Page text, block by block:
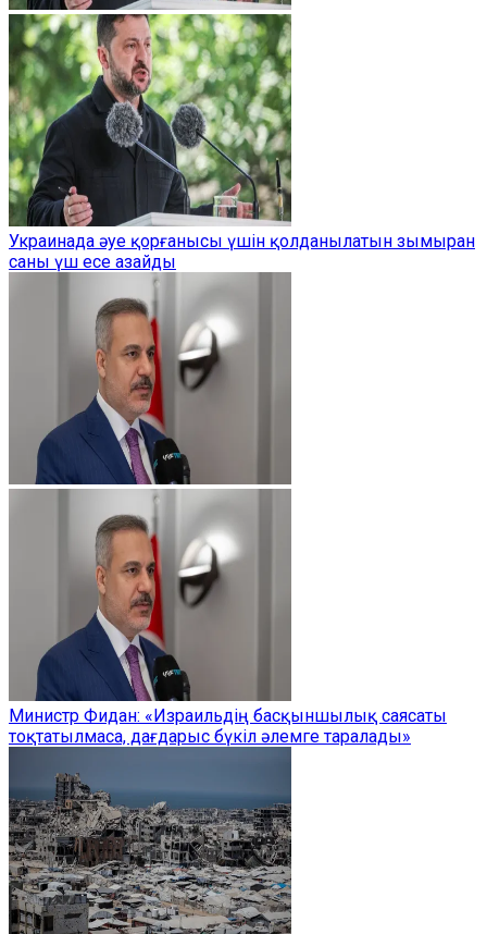
Украинада әуе қорғанысы үшін қолданылатын зымыран
саны үш есе азайды
Министр Фидан: «Израильдің басқыншылық саясаты
тоқтатылмаса, дағдарыс бүкіл әлемге таралады»